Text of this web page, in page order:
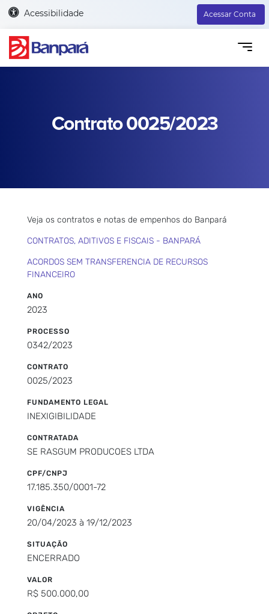
Acessibilidade Acessar Conta
Contrato 0025/2023
Veja os contratos e notas de empenhos do Banpará
CONTRATOS, ADITIVOS E FISCAIS - BANPARÁ
ACORDOS SEM TRANSFERENCIA DE RECURSOS
FINANCEIRO
ANO
2023
PROCESSO
0342/2023
CONTRATO
0025/2023
FUNDAMENTO LEGAL
INEXIGIBILIDADE
CONTRATADA
SE RASGUM PRODUCOES LTDA
CPF/CNPJ
17.185.350/0001-72
VIGÊNCIA
20/04/2023 à 19/12/2023
SITUAÇÃO
ENCERRADO
VALOR
R$ 500.000,00